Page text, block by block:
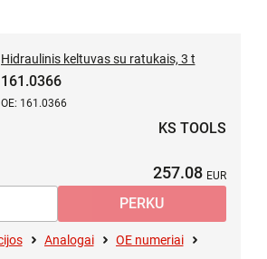
Hidraulinis keltuvas su ratukais, 3 t
161.0366
OE: 161.0366
KS TOOLS
257.08
Analogai
OE numeriai